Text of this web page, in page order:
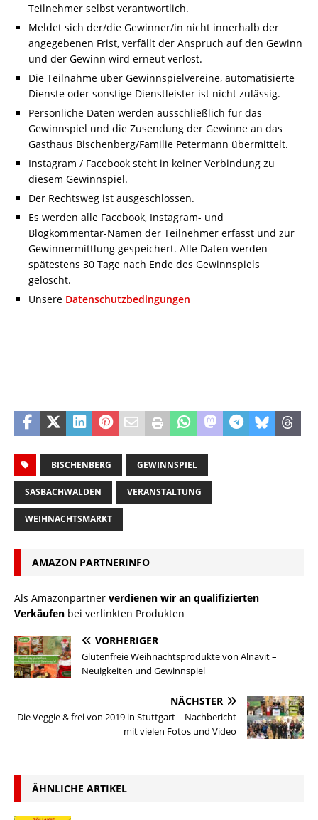
Teilnehmer selbst verantwortlich.
Meldet sich der/die Gewinner/in nicht innerhalb der
angegebenen Frist, verfällt der Anspruch auf den Gewinn
und der Gewinn wird erneut verlost.
Die Teilnahme über Gewinnspielvereine, automatisierte
Dienste oder sonstige Dienstleister ist nicht zulässig.
Persönliche Daten werden ausschließlich für das
Gewinnspiel und die Zusendung der Gewinne an das
Gasthaus Bischenberg/Familie Petermann übermittelt.
Instagram / Facebook steht in keiner Verbindung zu
diesem Gewinnspiel.
Der Rechtsweg ist ausgeschlossen.
Es werden alle Facebook, Instagram- und
Blogkommentar-Namen der Teilnehmer erfasst und zur
Gewinnermittlung gespeichert. Alle Daten werden
spätestens 30 Tage nach Ende des Gewinnspiels
gelöscht.
Unsere Datenschutzbedingungen
BISCHENBERG GEWINNSPIEL
SASBACHWALDEN VERANSTALTUNG
WEIHNACHTSMARKT
AMAZON PARTNERINFO
Als Amazonpartner verdienen wir an qualifizierten
Verkäufen bei verlinkten Produkten
VORHERIGER
Glutenfreie Weihnachtsprodukte von Alnavit –
Neuigkeiten und Gewinnspiel
NÄCHSTER
Die Veggie & frei von 2019 in Stuttgart – Nachbericht
mit vielen Fotos und Video
ÄHNLICHE ARTIKEL